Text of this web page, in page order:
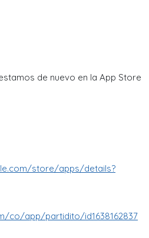
de nuevo en la App Store
store/apps/details?
co/app/partidito/id1638162837